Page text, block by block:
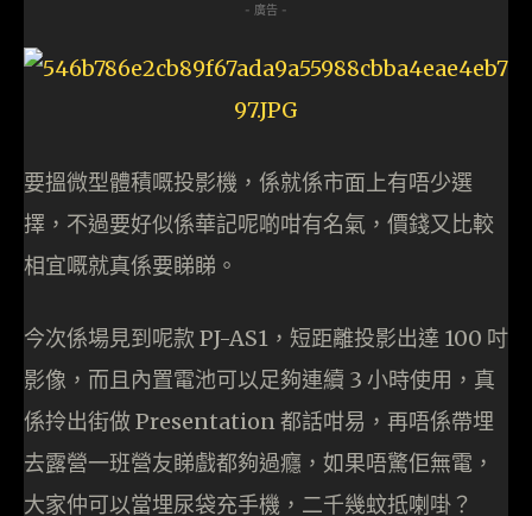
- 廣告 -
要搵微型體積嘅投影機，係就係市面上有唔少選
擇，不過要好似係華記呢啲咁有名氣，價錢又比較
相宜嘅就真係要睇睇。
今次係場見到呢款 PJ-AS1，短距離投影出達 100 吋
影像，而且內置電池可以足夠連續 3 小時使用，真
係拎出街做 Presentation 都話咁易，再唔係帶埋
去露營一班營友睇戲都夠過癮，如果唔驚佢無電，
大家仲可以當埋尿袋充手機，二千幾蚊抵喇啩？